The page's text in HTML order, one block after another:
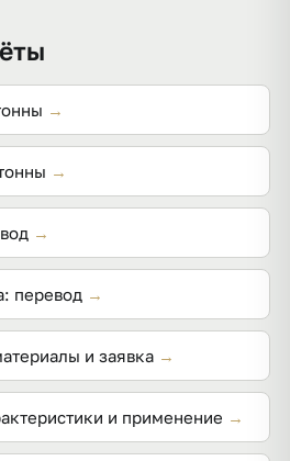
→
→
→
перевод →
и заявка →
и применение →